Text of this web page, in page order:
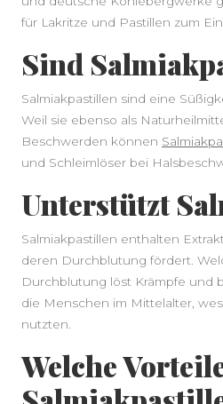
für Lakritze und Pastillen zum
Sind
Salmiakpastillen sind eine
Weil sie ebenso als
Beschwerden können
und Schleimlöser bei
Unterstützt
Salmiakpastillen enthalten
deren Durchblutung fördert.
Durchblutung löst Krämpfe und
die Menschen im Mittelalter,
nutzten.
Welche